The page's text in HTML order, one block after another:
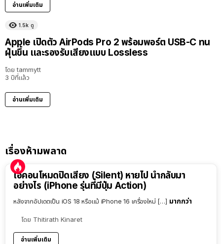
อ่านเพิ่มเติม
1.5k ดู
Apple เปิดตัว AirPods Pro 2 พร้อมพอร์ต USB-C ทน
ฝุ่นขึ้น และรองรับเสียงแบบ Lossless
โดย tammytt
3 ปีที่แล้ว
อ่านเพิ่มเติม
เรื่องห้ามพลาด
ไอคอนโหมดปิดเสียง (Silent) หายไป นำกลับมา
อย่างไร (iPhone รุ่นที่มีปุ่ม Action)
หลังจากอัปเดตเป็น iOS 18 หรือแม้ iPhone 16 เครื่องใหม่ […] มากกว่า
โดย Thitirath Kinaret
อ่านเพิ่มเติม